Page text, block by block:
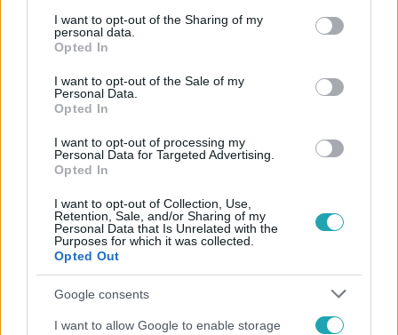
not limited to your visit or usage behaviour. You may click to
grant or deny consent to Google and its third-party tags to
use your data for below specified purposes in below Google
consent section.
I want to opt-out of the Sharing of my
personal data.
Opted In
I want to opt-out of the Sale of my
Personal Data.
Opted In
I want to opt-out of processing my
Personal Data for Targeted Advertising.
Opted In
I want to opt-out of Collection, Use,
Retention, Sale, and/or Sharing of my
Personal Data that Is Unrelated with the
Purposes for which it was collected.
Opted Out
Google consents
I want to allow Google to enable storage
Népszerű